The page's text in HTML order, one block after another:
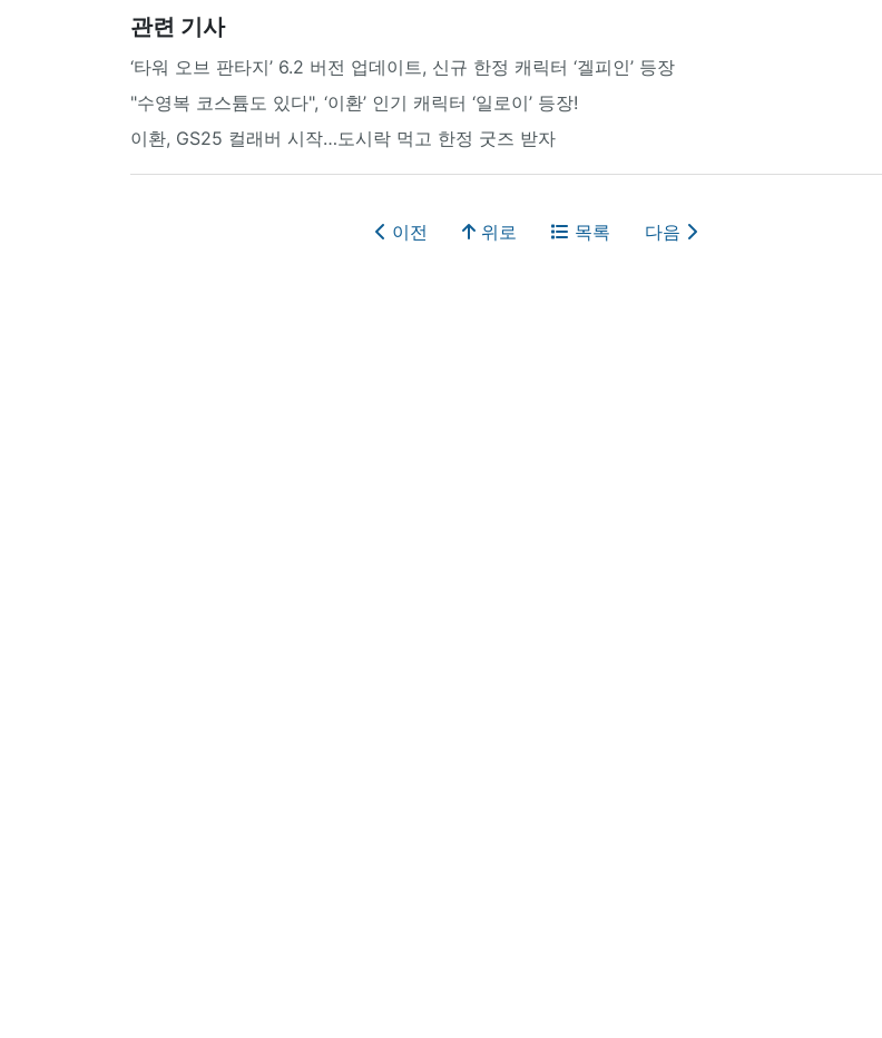
관련 기사
‘타워 오브 판타지’ 6.2 버전 업데이트, 신규 한정 캐릭터 ‘겔피인’ 등장
"수영복 코스튬도 있다", ‘이환’ 인기 캐릭터 ‘일로이’ 등장!
이환, GS25 컬래버 시작…도시락 먹고 한정 굿즈 받자
이전 위로 목록 다음